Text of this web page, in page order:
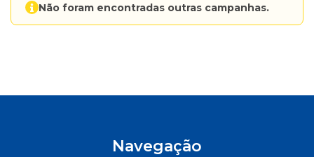
Não foram encontradas outras campanhas.
Navegação